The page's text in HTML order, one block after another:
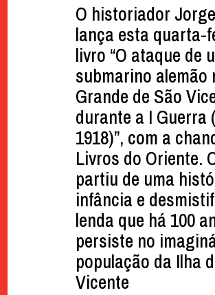
O historiador
lança esta quarta-
livro “O ataque de
submarino alemão
Grande de São
durante a I Guerra
1918)”, com a
Livros do Oriente.
partiu de uma
infância e
lenda que há 100
persiste no
população da Ilha
Vicente